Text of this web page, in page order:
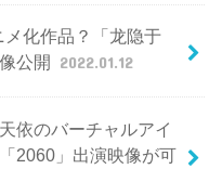
化作品？「龙隐于
公開
2022.01.12
依のバーチャルアイ
2060」出演映像が可